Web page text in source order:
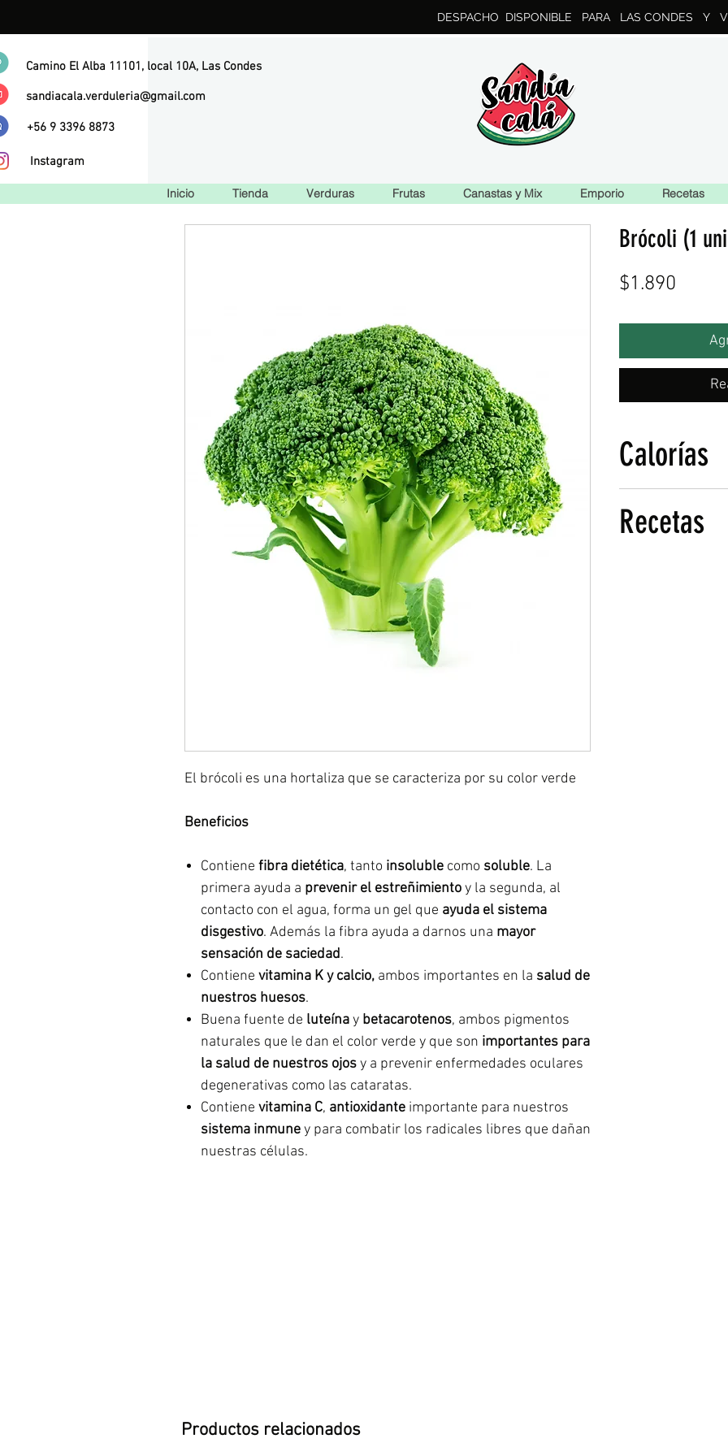
DESPACHO DISPONIBLE PARA LAS CONDES Y
+56 9 3396 8873
Camino El Alba 11101, local 10A, Las Condes
sandiacala.verduleria@gmail.com
Instagram
Inicio Tienda Verduras Frutas Canastas y Mix Emporio Recetas
Productos relacionados
El brócoli es una hortaliza que se caracteriza por su color verde
Beneficios
Contiene fibra dietética, tanto insoluble como soluble. La
primera ayuda a prevenir el estreñimientoy la segunda, al
contacto con el agua, forma un gel que ayuda el sistema
disgestivo. Además la fibra ayuda a darnos una mayor
sensación de saciedad.
Contiene vitamina K y calcio, ambos importantes en la salud de
nuestros huesos.
Buena fuente de luteínay betacarotenos, ambos pigmentos
naturales que le dan el color verde y que son importantes para
la salud de nuestros ojosy a prevenir enfermedades oculares
degenerativas como las cataratas.
Contiene vitamina C, antioxidante importante para nuestros
sistema inmuney para combatir los radicales libres que dañan
nuestras células.
Brócoli (1
$1.890
Calorías
34 calorías por cada
Recetas